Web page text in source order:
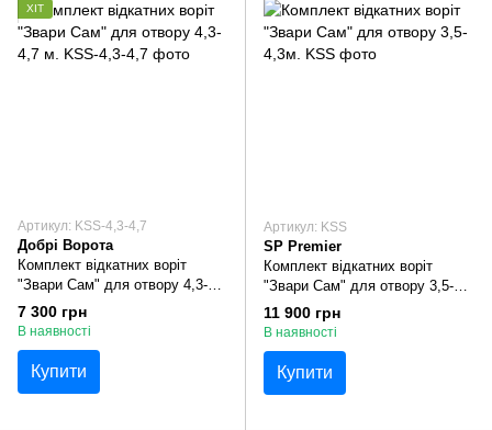
ХІТ
Артикул: KSS-4,3-4,7
Добрі Ворота
Комплект відкатних воріт
"Звари Сам" для отвору 4,3-4,7
м.
7 300 грн
В наявності
Купити
Артикул: KSS
SP Premier
Комплект відкатних воріт
"Звари Сам" для отвору 3,5-
4,3м.
11 900 грн
В наявності
Купити